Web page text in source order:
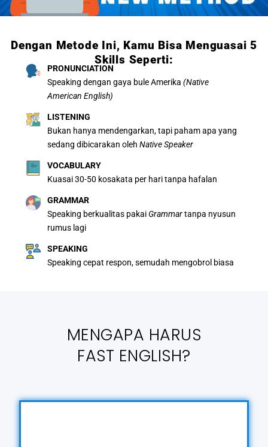
Dengan Metode Ini, Kamu Bisa Menguasai 5
Skills Seperti:
PRONUNCIATION
Speaking dengan gaya bule Amerika(Native
American English)
LISTENING
Bukan hanya mendengarkan, tapi paham apa yang
sedang dibicarakan olehNative Speaker
VOCABULARY
Kuasai 30-50 kosakata per hari tanpa hafalan
GRAMMAR
Speaking berkualitas pakai Grammartanpa nyusun
rumus lagi
SPEAKING
Speaking cepat respon, semudah mengobrol biasa
MENGAPA HARUS
FAST ENGLISH?